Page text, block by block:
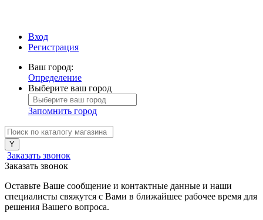
Вход
Регистрация
Ваш город:
Определение
Выберите ваш город
Запомнить город
Заказать звонок
Заказать звонок
Оставьте Ваше сообщение и контактные данные и наши
специалисты свяжутся с Вами в ближайшее рабочее время для
решения Вашего вопроса.